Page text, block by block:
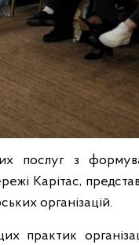
послуг з
Карітас,
організацій.
практик